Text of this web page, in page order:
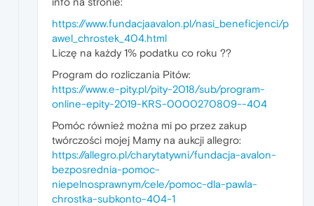
https://www.fundacjaavalon.pl/nasi_beneficjenci/p
awel_chrostek_404.html
Liczę na każdy 1% podatku co roku ??
Program do rozliczania Pitów:
https://www.e-pity.pl/pity-2018/sub/program-
online-epity-2019-KRS-0000270809--404
Pomóc również można mi po przez zakup
twórczości mojej Mamy na aukcji allegro:
https://allegro.pl/charytatywni/fundacja-avalon-
bezposrednia-pomoc-
niepelnosprawnym/cele/pomoc-dla-pawla-
chrostka-subkonto-404-1